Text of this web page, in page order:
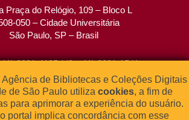
Praça do Relógio, 109 – Bloco L
050 – Cidade Universitária
São Paulo, SP – Brasil
3091-4195 / (0xx11) 3091-1541
Fax: (0xx11) 3091-1567
atendimento@abcd.usp.br
Agência de Bibliotecas e Coleções Digitais
de São Paulo utiliza cookies, a fim de
para aprimorar a experiência do usuário.
portal implica concordância com esse